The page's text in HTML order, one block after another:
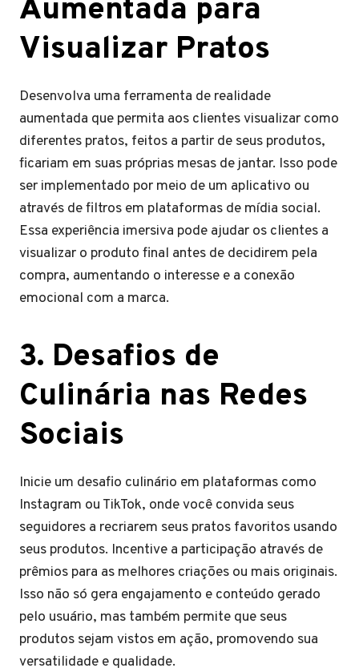
Aumentada para
Visualizar Pratos
Desenvolva uma ferramenta de realidade
aumentada que permita aos clientes visualizar como
diferentes pratos, feitos a partir de seus produtos,
ficariam em suas próprias mesas de jantar. Isso pode
ser implementado por meio de um aplicativo ou
através de filtros em plataformas de mídia social.
Essa experiência imersiva pode ajudar os clientes a
visualizar o produto final antes de decidirem pela
compra, aumentando o interesse e a conexão
emocional com a marca.
3. Desafios de
Culinária nas Redes
Sociais
Inicie um desafio culinário em plataformas como
Instagram ou TikTok, onde você convida seus
seguidores a recriarem seus pratos favoritos usando
seus produtos. Incentive a participação através de
prêmios para as melhores criações ou mais originais.
Isso não só gera engajamento e conteúdo gerado
pelo usuário, mas também permite que seus
produtos sejam vistos em ação, promovendo sua
versatilidade e qualidade.